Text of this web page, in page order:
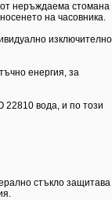
неръждаема стомана
на часовника.
изключително
енергия, за
22810 вода, и по този
стъкло защитава